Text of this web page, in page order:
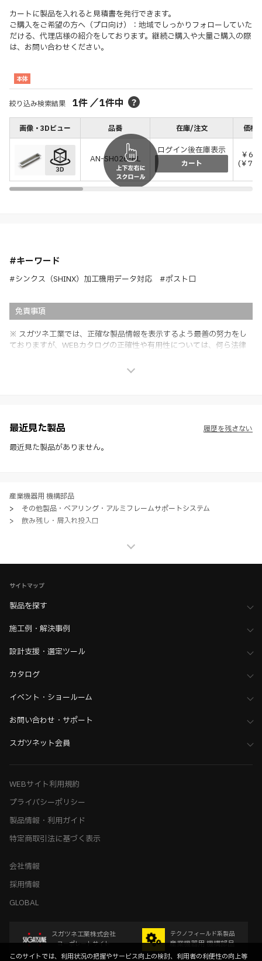
カートに製品を入れると見積書を発行できます。
ご購入をご希望の方へ（プロ向け）：地域でしっかりフォローしていた
だける、代理店様の紹介をしております。継続ご購入や大量ご購入の際
は、お問い合わせください。
本体
絞り込み検索結果 1件／1件中
画像・3Dビュー 品番 在庫/注文 価格(
AN-SH026-HL
ログイン後在庫表示
カート
￥
(￥
#キーワード
#シンクス（SHINX）加工機用データ対応 #ポスト口
免責事項
※ スガツネ工業では、正確な製品情報を表示するよう最善の努力をし
ておりますが、WEBカタログの正確性や有用性については、何ら法律
社製品の使用ご検討、又は販売促進目的の利用に限ります。
※ 本WEBサイト製品情報のご利用にあたっては、WEBサイト利用規
約、プライバシーポリシー、製品情報ガイドをご確認いただき、内容の
最近見た製品
最近見た製品がありません。
履歴を残さない
産業機器用 機構部品
>
その他製品・ベアリング・アルミフレームサポートシステム
>
飲み残し・屑入れ投入口
その他製品・ベアリング・アルミフレームサポートシステム
> 全て（その他製品・ベアリング）
家具金物・建築金物
家具金物・建築金物
>
全て（配線孔・空気孔・投入口）
ホーム
> 木工支援（木工加工機・設計ソフト用データ）について
サイトマップ
製品を探す
施工例・解決事例
設計支援・選定ツール
カタログ
イベント・ショールーム
お問い合わせ・サポート
スガツネット会員
WEBサイト利用規約
プライバシーポリシー
製品情報・利用ガイド
特定商取引法に基づく表示
会社情報
採用情報
GLOBAL
スガツネ工業株式会社
コーポレートサイト
テクノフィールド系製品
産業機器用 機構部品
このサイトでは、利用状況の把握やサービス向上の検討、利用者の利便性の向上等